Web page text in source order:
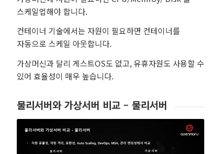
스케일업해야 합니다.
컨테이너 기술에서는 자원이 필요하면 컨테이너를
자동으로 스케일 아웃합니다.
가상머신과 달리 게스트OS도 없고, 유휴자원도 사용할 수
있어 효율성이 매우 높습니다.
물리서버와 가상서버 비교 – 물리서버